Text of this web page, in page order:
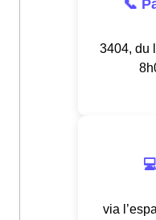
📞
3404, du
via